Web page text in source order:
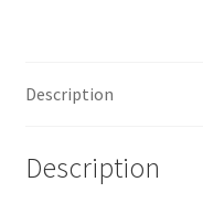
Description
Description